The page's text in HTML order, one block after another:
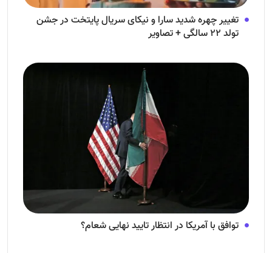
تغییر چهره شدید سارا و نیکای سریال پایتخت در جشن
تولد ۲۲ سالگی + تصاویر
توافق با آمریکا در انتظار تایید نهایی شعام؟